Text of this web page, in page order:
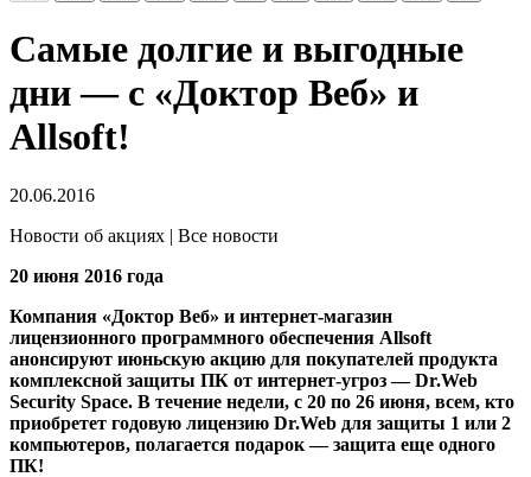
Самые долгие и выгодные
дни — с «Доктор Веб» и
Allsoft!
20.06.2016
Новости об акциях | Все новости
20 июня 2016 года
Компания «Доктор Веб» и интернет-магазин
лицензионного программного обеспечения Allsoft
анонсируют июньскую акцию для покупателей продукта
комплексной защиты ПК от интернет-угроз — Dr.Web
Security Space. В течение недели, с 20 по 26 июня, всем, кто
приобретет годовую лицензию Dr.Web для защиты 1 или 2
компьютеров, полагается подарок — защита еще одного
ПК!